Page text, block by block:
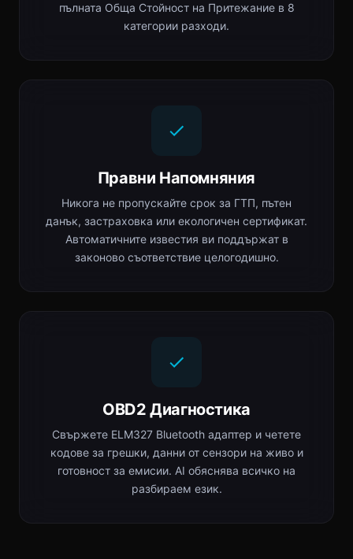
пълната Обща Стойност на Притежание в 8
категории разходи.
Правни Напомняния
Никога не пропускайте срок за ГТП, пътен
данък, застраховка или екологичен сертификат.
Автоматичните известия ви поддържат в
законово съответствие целогодишно.
OBD2 Диагностика
Свържете ELM327 Bluetooth адаптер и четете
кодове за грешки, данни от сензори на живо и
готовност за емисии. AI обяснява всичко на
разбираем език.